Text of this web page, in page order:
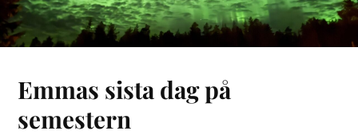
Emmas sista dag på
semestern